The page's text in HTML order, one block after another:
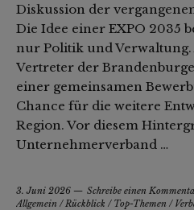
Diskussion der
Die Idee einer EXPO 2035
nur Politik und
Vertreter der
einer gemeinsamen
Chance für die weitere
Region. Vor diesem
Unternehmerverband …
3. Juni 2026
Schreibe einen
Allgemein /Rückblick / Top-Themen /